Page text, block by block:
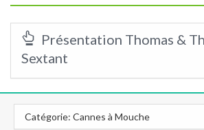
Présentation Thomas &
Sextant
Catégorie: Cannes à Mouche